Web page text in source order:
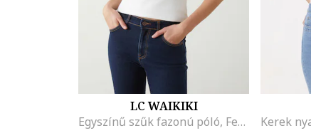
LC WAIKIKI
Egyszínű szűk fazonú póló, Fehér